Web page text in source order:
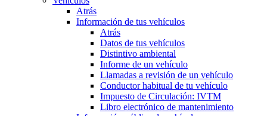
Atrás
Información de tus vehículos
Atrás
Datos de tus vehículos
Distintivo ambiental
Informe de un vehículo
Llamadas a revisión de un vehículo
Conductor habitual de tu vehículo
Impuesto de Circulación: IVTM
Libro electrónico de mantenimiento